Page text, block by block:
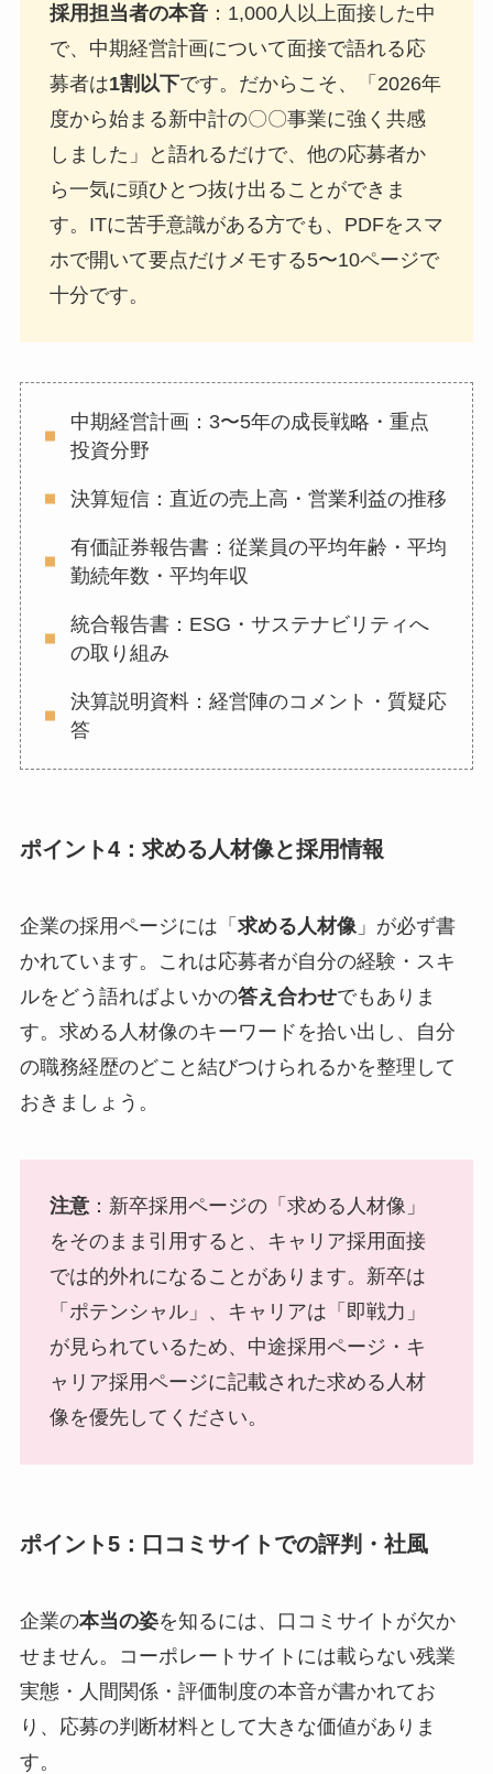
採用担当者の本音：1,000人以上面接した中
で、中期経営計画について面接で語れる応
募者は1割以下です。だからこそ、「2026年
度から始まる新中計の〇〇事業に強く共感
しました」と語れるだけで、他の応募者か
ら一気に頭ひとつ抜け出ることができま
す。ITに苦手意識がある方でも、PDFをスマ
ホで開いて要点だけメモする5〜10ページで
十分です。
中期経営計画：3〜5年の成長戦略・重点
投資分野
決算短信：直近の売上高・営業利益の推移
有価証券報告書：従業員の平均年齢・平均
勤続年数・平均年収
統合報告書：ESG・サステナビリティへ
の取り組み
決算説明資料：経営陣のコメント・質疑応
答
ポイント4：求める人材像と採用情報
企業の採用ページには「 求める人材像」が必ず書
かれています。これは応募者が自分の経験・スキ
ルをどう語ればよいかの答え合わせでもありま
す。求める人材像のキーワードを拾い出し、自分
の職務経歴のどこと結びつけられるかを整理して
おきましょう。
注意：新卒採用ページの「求める人材像」
をそのまま引用すると、キャリア採用面接
では的外れになることがあります。新卒は
「ポテンシャル」、キャリアは「即戦力」
が見られているため、中途採用ページ・キ
ャリア採用ページに記載された求める人材
像を優先してください。
ポイント5：口コミサイトでの評判・社風
企業の本当の姿を知るには、口コミサイトが欠か
せません。コーポレートサイトには載らない残業
実態・人間関係・評価制度の本音が書かれてお
り、応募の判断材料として大きな価値がありま
す。